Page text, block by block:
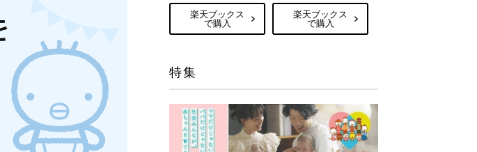
楽天ブックス
で購入
楽天ブックス
で購入
特集